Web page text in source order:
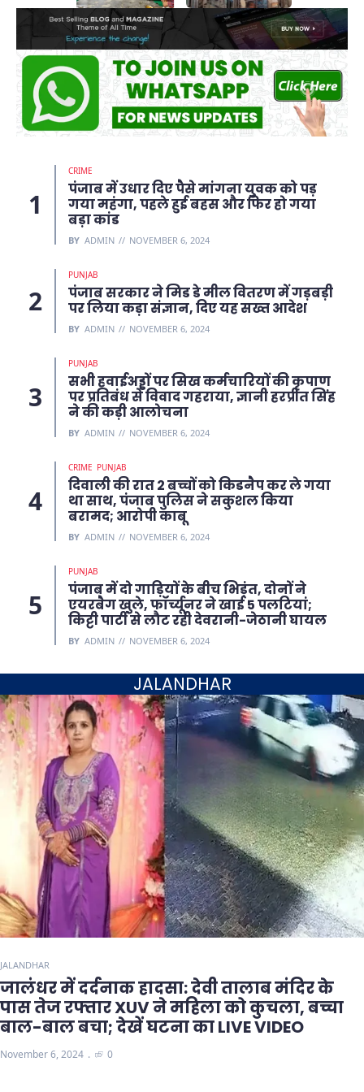
CRIME
पंजाब में उधार दिए पैसे मांगना युवक को पड़
गया महंगा, पहले हुई बहस और फिर हो गया
बड़ा कांड
BY ADMIN NOVEMBER 6, 2024
PUNJAB
पंजाब सरकार ने मिड डे मील वितरण में गड़बड़ी
पर लिया कड़ा संज्ञान, दिए यह सख्त आदेश
BY ADMIN NOVEMBER 6, 2024
PUNJAB
सभी हवाईअड्डों पर सिख कर्मचारियों की कृपाण
पर प्रतिबंध से विवाद गहराया, ज्ञानी हरप्रीत सिंह
ने की कड़ी आलोचना
BY ADMIN NOVEMBER 6, 2024
CRIME PUNJAB
दिवाली की रात 2 बच्चों को किडनैप कर ले गया
था साथ, पंजाब पुलिस ने सकुशल किया
बरामद; आरोपी काबू
BY ADMIN NOVEMBER 6, 2024
PUNJAB
पंजाब में दो गाड़ियों के बीच भिड़ंत, दोनों ने
एयरबैग खुले, फॉर्च्यूनर ने खाई 5 पलटियां;
किट्टी पार्टी से लौट रही देवरानी-जेठानी घायल
BY ADMIN NOVEMBER 6, 2024
JALANDHAR
JALANDHAR
जालंधर में दर्दनाक हादसा: देवी तालाब मंदिर के
पास तेज रफ्तार XUV ने महिला को कुचला, बच्चा
बाल-बाल बचा; देखें घटना का LIVE VIDEO
November 6, 2024 0